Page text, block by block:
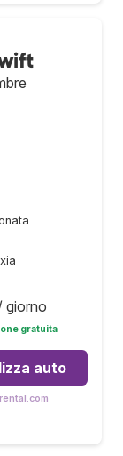
giorno
gratuita
auto